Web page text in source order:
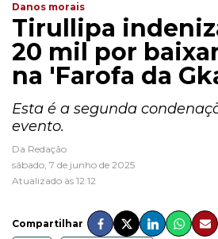
Danos morais
Tirullipa
20 mil por
na 'Farofa da
Esta é a segunda
evento.
Da Redação
sábado, 7 de junho de 2025
Atualizado às 12:12
Compartilhar